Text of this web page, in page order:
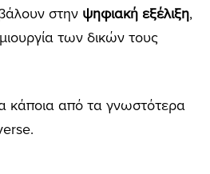
στην ψηφιακή εξέλιξη,
των δικών τους
από τα γνωστότερα